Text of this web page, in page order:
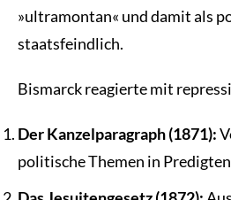
»ultramontan« und damit als
staatsfeindlich.
Bismarck reagierte mit
Der Kanzelparagraph (1871):
politische Themen in